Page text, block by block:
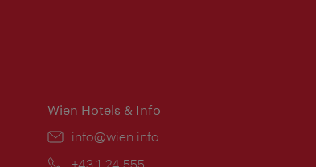
Wien Hotels & Info
Email:
info@wien.info
Telefon:
+43-1-24 555